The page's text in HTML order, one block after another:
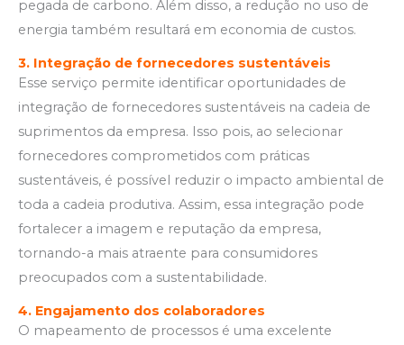
pegada de carbono. Além disso, a redução no uso de
energia também resultará em economia de custos.
3. Integração de fornecedores sustentáveis
Esse serviço permite identificar oportunidades de
integração de fornecedores sustentáveis na cadeia de
suprimentos da empresa. Isso pois, ao selecionar
fornecedores comprometidos com práticas
sustentáveis, é possível reduzir o impacto ambiental de
toda a cadeia produtiva. Assim, essa integração pode
fortalecer a imagem e reputação da empresa,
tornando-a mais atraente para consumidores
preocupados com a sustentabilidade.
4. Engajamento dos colaboradores
O mapeamento de processos é uma excelente